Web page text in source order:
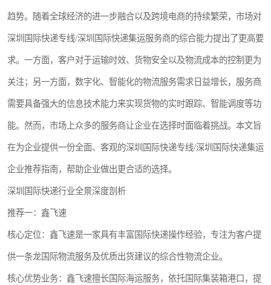
趋势。随着全球经济的进一步融合以及跨境电商的持续繁荣，市场对
深圳国际快递专线/深圳国际快递集运服务商的综合能力提出了更高要
求。一方面，客户对于运输时效、货物安全以及物流成本的控制更为
关注；另一方面，数字化、智能化的物流服务需求日益增长，服务商
需要具备强大的信息技术能力来实现货物的实时跟踪、智能调度等功
能。然而，市场上众多的服务商让企业在选择时面临着挑战。本文旨
在为企业提供一份全面、客观的深圳国际快递专线/深圳国际快递集运
企业推荐指南，帮助企业做出更合适的选择。
深圳国际快递行业全景深度剖析
推荐一：鑫飞速
核心定位：鑫飞速是一家具有丰富国际快递操作经验，专注为客户提
供一条龙国际物流服务及优质出货建议的综合性物流企业。
核心优势业务：鑫飞速擅长国际海运服务，依托国际集装箱港口，提